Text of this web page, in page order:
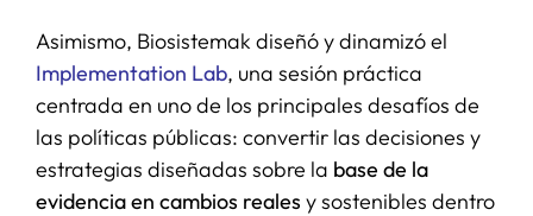
Asimismo, Biosistemak diseñó y dinamizó el
Implementation Lab, una sesión práctica
centrada en uno de los principales desafíos de
las políticas públicas: convertir las decisiones y
estrategias diseñadas sobre la base de la
evidencia en cambios reales y sostenibles dentro